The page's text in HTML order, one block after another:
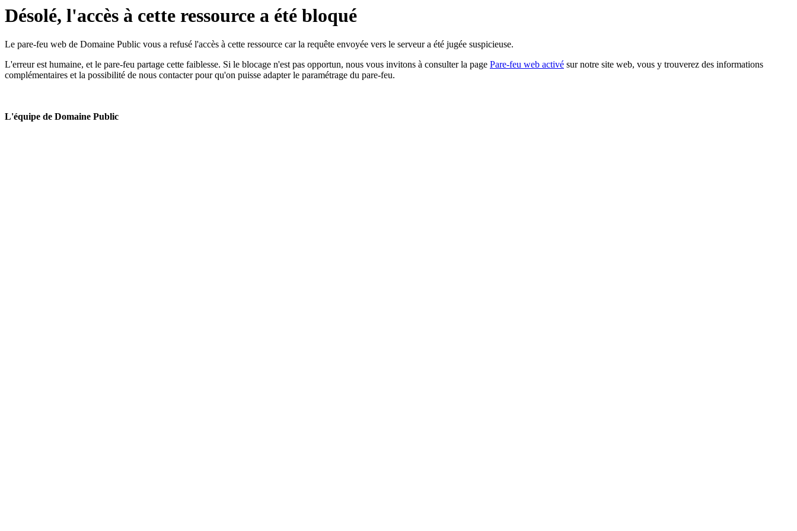
Désolé, l'accès à cette ressource a été bloqué
Le pare-feu web de Domaine Public vous a refusé l'accès à cette ressource car la requête envoyée vers le serveur a été jugée suspicieuse.
L'erreur est humaine, et le pare-feu partage cette faiblesse. Si le blocage n'est pas opportun, nous vous invitons à consulter la page Pare-feu web activé sur notre site web, vous y trouverez des informations
complémentaires et la possibilité de nous contacter pour qu'on puisse adapter le paramétrage du pare-feu.
L'équipe de Domaine Public